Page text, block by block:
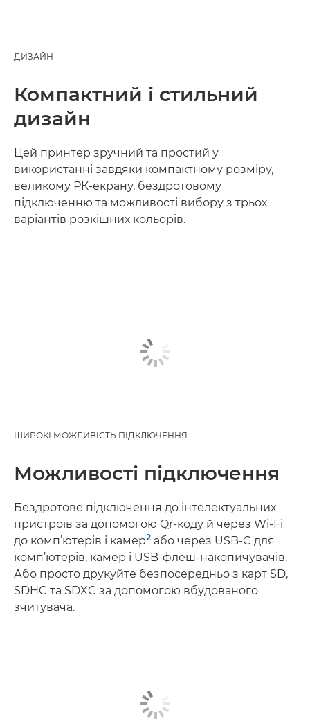
ДИЗАЙН
Компактний і стильний
дизайн
Цей принтер зручний та простий у
використанні завдяки компактному розміру,
великому РК-екрану, бездротовому
підключенню та можливості вибору з трьох
варіантів розкішних кольорів.
ШИРОКІ МОЖЛИВІСТЬ ПІДКЛЮЧЕННЯ
Можливості підключення
Бездротове підключення до інтелектуальних
пристроїв за допомогою Qr-коду й через Wi-Fi
до комп’ютерів і камер2 або через USB-C для
комп’ютерів, камер і USB-флеш-накопичувачів.
Або просто друкуйте безпосередньо з карт SD,
SDHC та SDXC за допомогою вбудованого
зчитувача.